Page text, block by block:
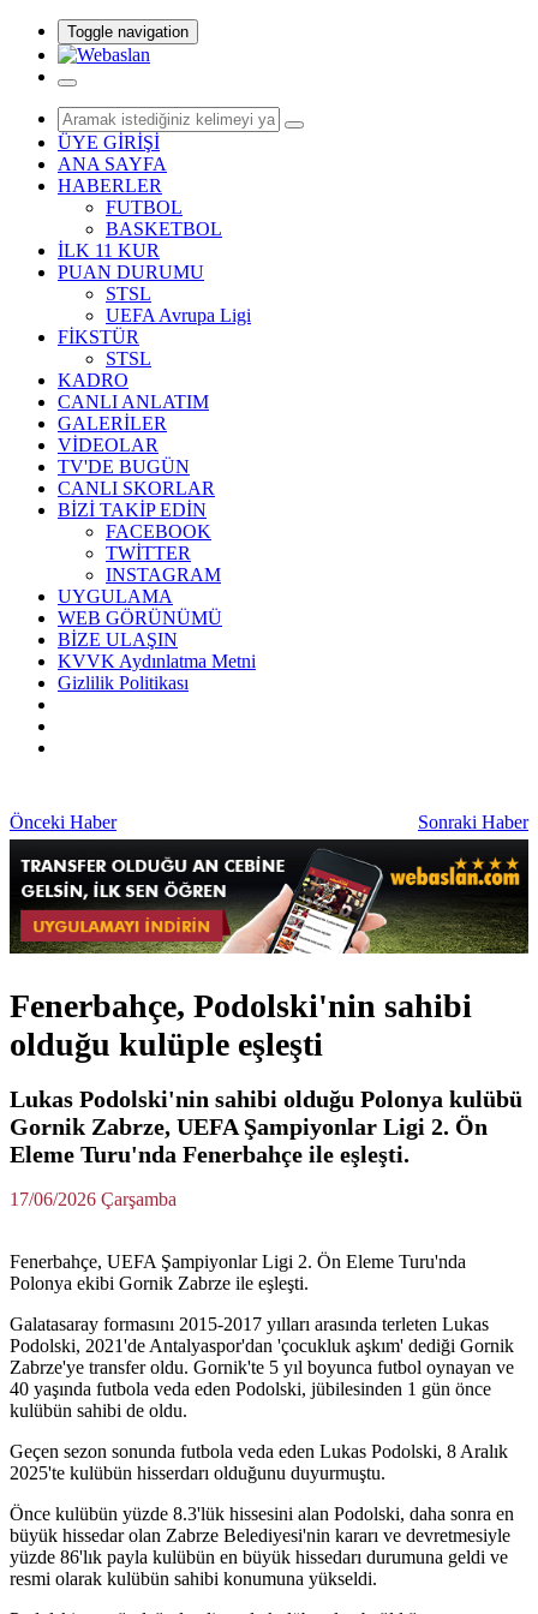
Toggle navigation
ÜYE GİRİŞİ
ANA SAYFA
HABERLER
FUTBOL
BASKETBOL
İLK 11 KUR
PUAN DURUMU
STSL
UEFA Avrupa Ligi
FİKSTÜR
STSL
KADRO
CANLI ANLATIM
GALERİLER
VİDEOLAR
TV'DE BUGÜN
CANLI SKORLAR
BİZİ TAKİP EDİN
FACEBOOK
TWİTTER
INSTAGRAM
UYGULAMA
WEB GÖRÜNÜMÜ
BİZE ULAŞIN
KVVK Aydınlatma Metni
Gizlilik Politikası
Önceki Haber Sonraki Haber
Fenerbahçe, Podolski'nin sahibi
olduğu kulüple eşleşti
Lukas Podolski'nin sahibi olduğu Polonya kulübü
Gornik Zabrze, UEFA Şampiyonlar Ligi 2. Ön
Eleme Turu'nda Fenerbahçe ile eşleşti.
17/06/2026 Çarşamba
Fenerbahçe, UEFA Şampiyonlar Ligi 2. Ön Eleme Turu'nda
Polonya ekibi Gornik Zabrze ile eşleşti.
Galatasaray formasını 2015-2017 yılları arasında terleten Lukas
Podolski, 2021'de Antalyaspor'dan 'çocukluk aşkım' dediği Gornik
Zabrze'ye transfer oldu. Gornik'te 5 yıl boyunca futbol oynayan ve
40 yaşında futbola veda eden Podolski, jübilesinden 1 gün önce
kulübün sahibi de oldu.
Geçen sezon sonunda futbola veda eden Lukas Podolski, 8 Aralık
2025'te kulübün hisserdarı olduğunu duyurmuştu.
Önce kulübün yüzde 8.3'lük hissesini alan Podolski, daha sonra en
büyük hissedar olan Zabrze Belediyesi'nin kararı ve devretmesiyle
yüzde 86'lık payla kulübün en büyük hissedarı durumuna geldi ve
resmi olarak kulübün sahibi konumuna yükseldi.